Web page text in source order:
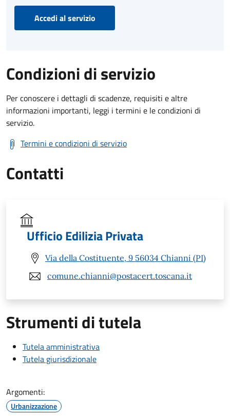
Accedi al servizio
Condizioni di servizio
Per conoscere i dettagli di scadenze, requisiti e altre
informazioni importanti, leggi i termini e le condizioni di
servizio.
Termini e condizioni di servizio
Contatti
Ufficio Edilizia Privata
Via della Costituente, 9 56034 Chianni (PI)
comune.chianni@postacert.toscana.it
Strumenti di tutela
Tutela amministrativa
Tutela giurisdizionale
Argomenti:
Urbanizzazione